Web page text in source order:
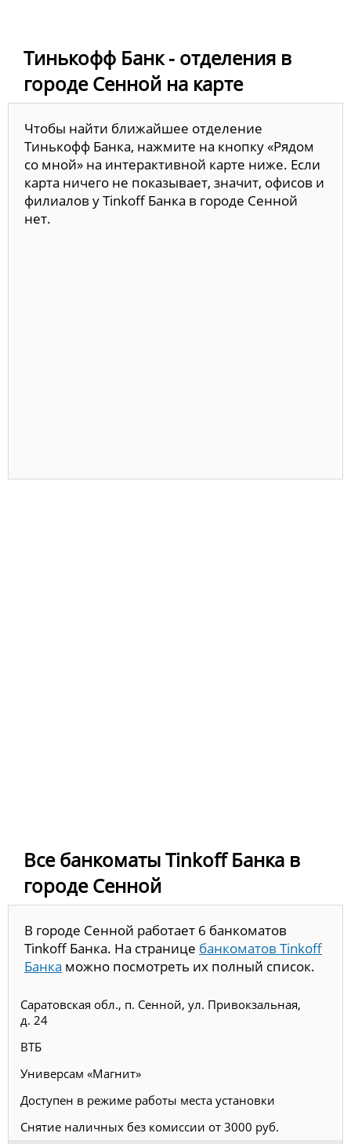
Тинькофф Банк - отделения в
городе Сенной на карте
Чтобы найти ближайшее отделение
Тинькофф Банка, нажмите на кнопку «Рядом
со мной» на интерактивной карте ниже. Если
карта ничего не показывает, значит, офисов и
филиалов у Tinkoff Банка в городе Сенной
нет.
Все банкоматы Tinkoff Банка в
городе Сенной
В городе Сенной работает 6 банкоматов
Tinkoff Банка. На странице банкоматов Tinkoff
Банка можно посмотреть их полный список.
Саратовская обл., п. Сенной, ул. Привокзальная,
д. 24
ВТБ
Универсам «Магнит»
Доступен в режиме работы места установки
Снятие наличных без комиссии от 3000 руб.